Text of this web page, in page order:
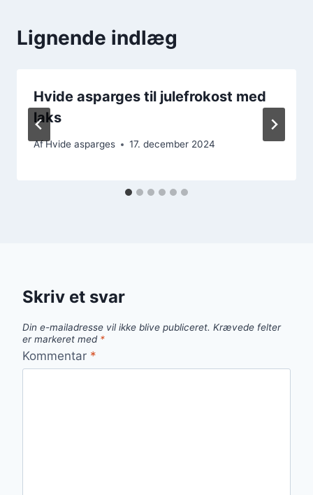
Lignende indlæg
Hvide asparges til julefrokost med
laks
AfHvide asparges 17. december 2024
Skriv et svar
Din e-mailadresse vil ikke blive publiceret. Krævede felter
er markeret med *
Kommentar *